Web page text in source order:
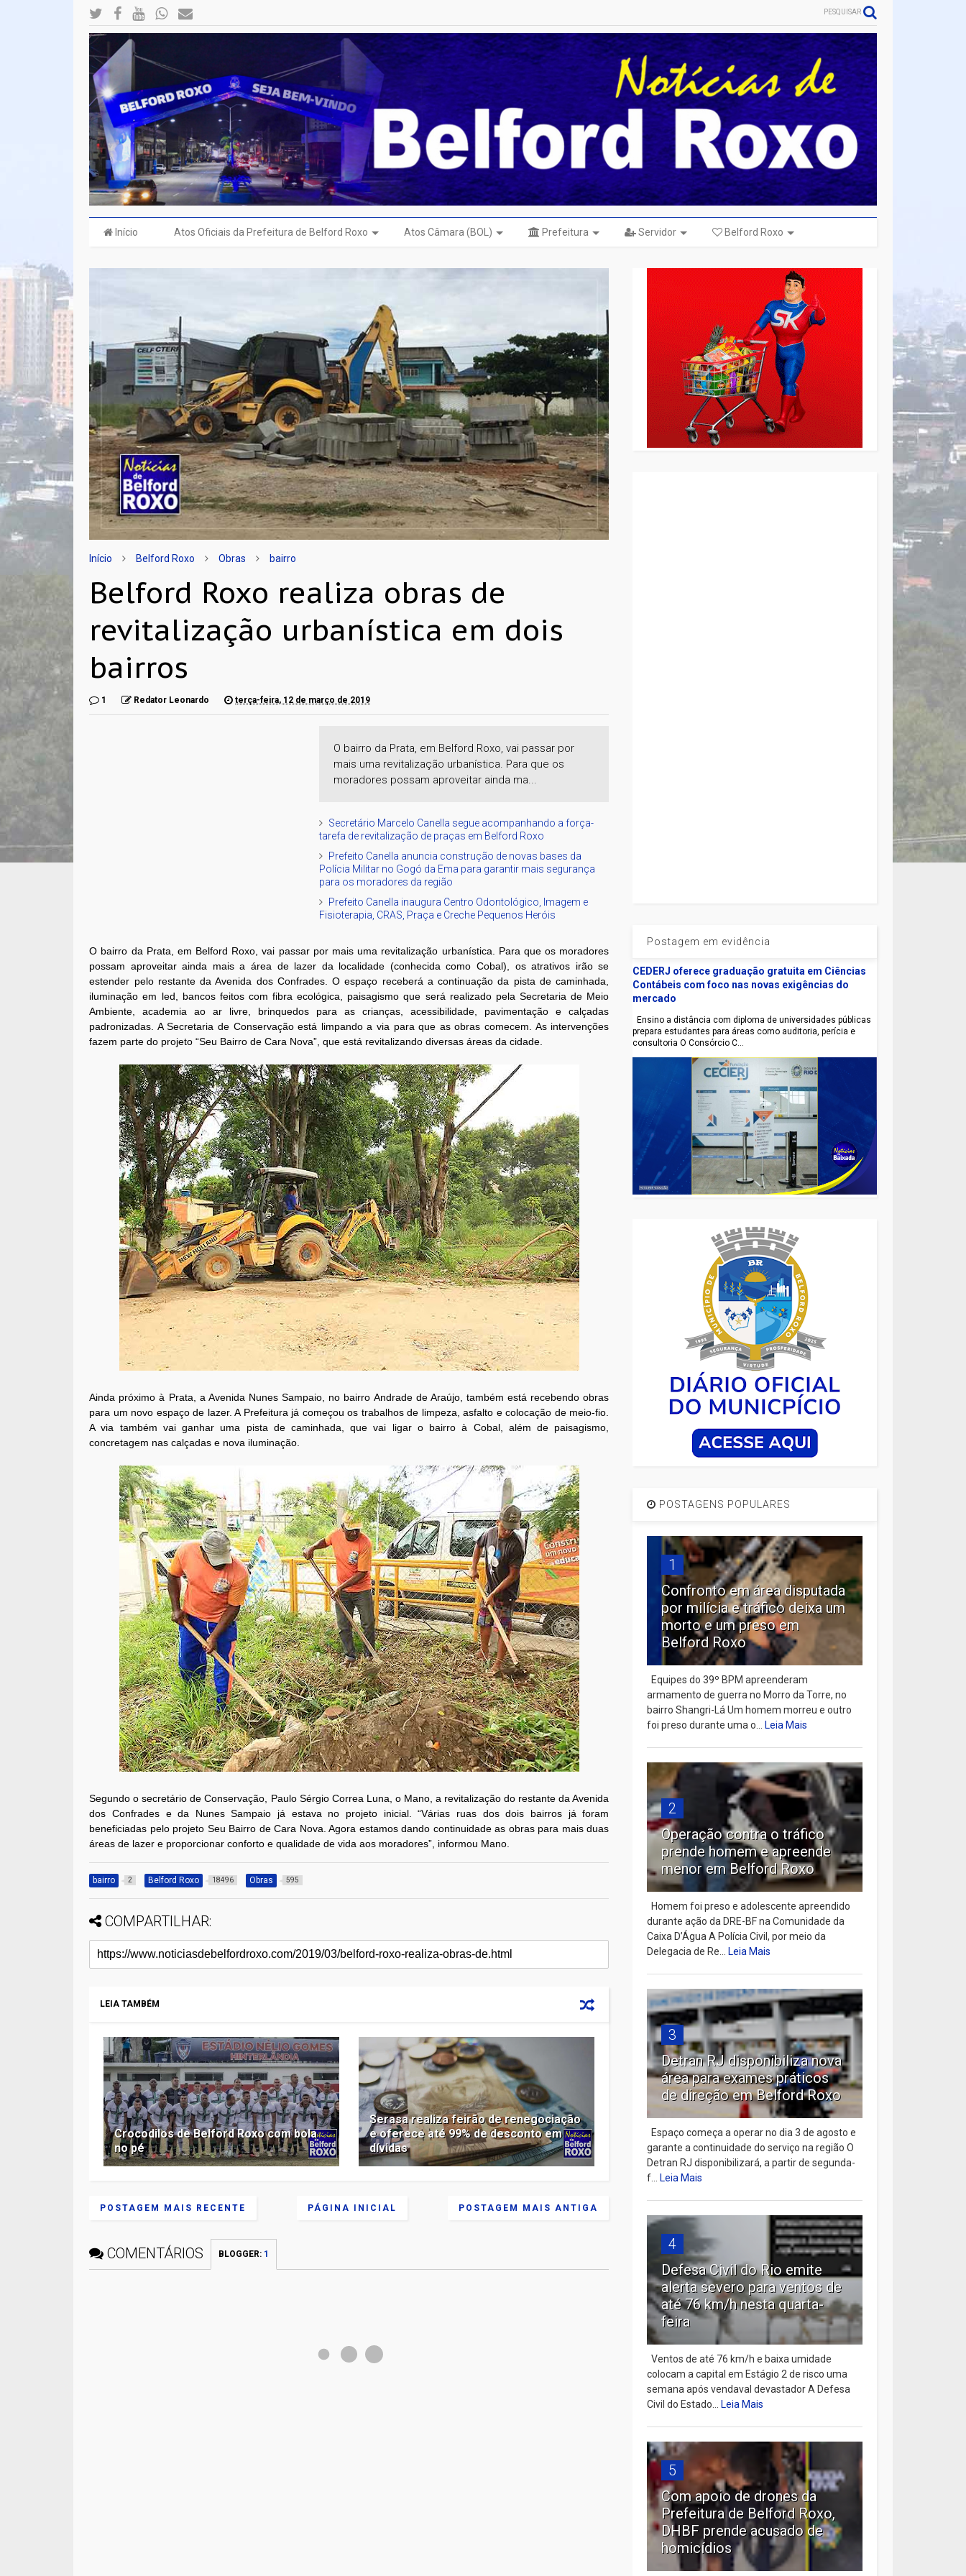
PESQUISAR
Início Atos Oficiais da Prefeitura de Belford Roxo Atos Câmara (BOL) Prefeitura Servidor Belford Roxo
Início Belford Roxo Obras bairro
Belford Roxo realiza obras de
revitalização urbanística em dois
bairros
1 Redator Leonardo terça-feira, 12 de março de 2019
O bairro da Prata, em Belford Roxo, vai passar por
mais uma revitalização urbanística. Para que os
moradores possam aproveitar ainda ma...
Secretário Marcelo Canella segue acompanhando a força-
tarefa de revitalização de praças em Belford Roxo
Prefeito Canella anuncia construção de novas bases da
Polícia Militar no Gogó da Ema para garantir mais segurança
para os moradores da região
Prefeito Canella inaugura Centro Odontológico, Imagem e
Fisioterapia, CRAS, Praça e Creche Pequenos Heróis
O bairro da Prata, em Belford Roxo, vai passar por mais uma revitalização urbanística. Para que os moradores
possam aproveitar ainda mais a área de lazer da localidade (conhecida como Cobal), os atrativos irão se
estender pelo restante da Avenida dos Confrades. O espaço receberá a continuação da pista de caminhada,
iluminação em led, bancos feitos com fibra ecológica, paisagismo que será realizado pela Secretaria de Meio
Ambiente, academia ao ar livre, brinquedos para as crianças, acessibilidade, pavimentação e calçadas
padronizadas. A Secretaria de Conservação está limpando a via para que as obras comecem. As intervenções
fazem parte do projeto “Seu Bairro de Cara Nova”, que está revitalizando diversas áreas da cidade.
Ainda próximo à Prata, a Avenida Nunes Sampaio, no bairro Andrade de Araújo, também está recebendo obras
para um novo espaço de lazer. A Prefeitura já começou os trabalhos de limpeza, asfalto e colocação de meio-fio.
A via também vai ganhar uma pista de caminhada, que vai ligar o bairro à Cobal, além de paisagismo,
concretagem nas calçadas e nova iluminação.
Segundo o secretário de Conservação, Paulo Sérgio Correa Luna, o Mano, a revitalização do restante da Avenida
dos Confrades e da Nunes Sampaio já estava no projeto inicial. “Várias ruas dos dois bairros já foram
beneficiadas pelo projeto Seu Bairro de Cara Nova. Agora estamos dando continuidade as obras para mais duas
áreas de lazer e proporcionar conforto e qualidade de vida aos moradores”, informou Mano.
bairro 2 Belford Roxo 18496 Obras 595
COMPARTILHAR:
LEIA TAMBÉM
Crocodilos de Belford Roxo com bola
no pé
Serasa realiza feirão de renegociação
e oferece até 99% de desconto em
dívidas
POSTAGEM MAIS RECENTE POSTAGEM MAIS ANTIGA
PÁGINA INICIAL
COMENTÁRIOS BLOGGER: 1
Postagem em evidência
CEDERJ oferece graduação gratuita em Ciências
Contábeis com foco nas novas exigências do
mercado
Ensino a distância com diploma de universidades públicas
prepara estudantes para áreas como auditoria, perícia e
consultoria O Consórcio C...
POSTAGENS POPULARES
1
Confronto em área disputada
por milícia e tráfico deixa um
morto e um preso em
Belford Roxo
Equipes do 39º BPM apreenderam
armamento de guerra no Morro da Torre, no
bairro Shangri-Lá Um homem morreu e outro
foi preso durante uma o...Leia Mais
2
Operação contra o tráfico
prende homem e apreende
menor em Belford Roxo
Homem foi preso e adolescente apreendido
durante ação da DRE-BF na Comunidade da
Caixa D’Água A Polícia Civil, por meio da
Delegacia de Re...Leia Mais
3
Detran RJ disponibiliza nova
área para exames práticos
de direção em Belford Roxo
Espaço começa a operar no dia 3 de agosto e
garante a continuidade do serviço na região O
Detran RJ disponibilizará, a partir de segunda-
f...Leia Mais
4
Defesa Civil do Rio emite
alerta severo para ventos de
até 76 km/h nesta quarta-
feira
Ventos de até 76 km/h e baixa umidade
colocam a capital em Estágio 2 de risco uma
semana após vendaval devastador A Defesa
Civil do Estado...Leia Mais
5
Com apoio de drones da
Prefeitura de Belford Roxo,
DHBF prende acusado de
homicídios